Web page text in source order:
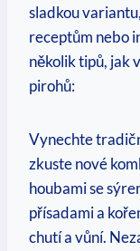
sladkou
receptům nebo
několik tipů, jak
pirohů:
Vynechte
zkuste nové
houbami se
přísadami a
chutí a vůní.